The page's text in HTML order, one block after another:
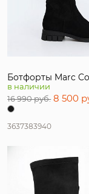
Ботфорты Marc
в наличии
16 990 руб. 8 500
3637383940